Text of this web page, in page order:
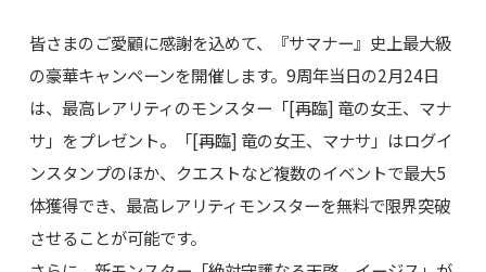
皆さまのご愛顧に感謝を込めて、『サマナー』史上最大級
の豪華キャンペーンを開催します。9周年当日の2月24日
は、最高レアリティのモンスター「[再臨] 竜の女王、マナ
サ」をプレゼント。「[再臨] 竜の女王、マナサ」はログイ
ンスタンプのほか、クエストなど複数のイベントで最大5
体獲得でき、最高レアリティモンスターを無料で限界突破
させることが可能です。